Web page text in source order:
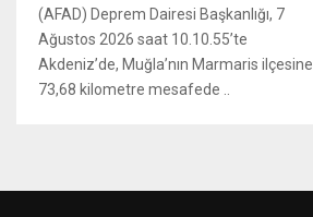
(AFAD) Deprem Dairesi Başkanlığı, 7
Ağustos 2026 saat 10.10.55’te
Akdeniz’de, Muğla’nın Marmaris ilçesine
73,68 kilometre mesafede ..